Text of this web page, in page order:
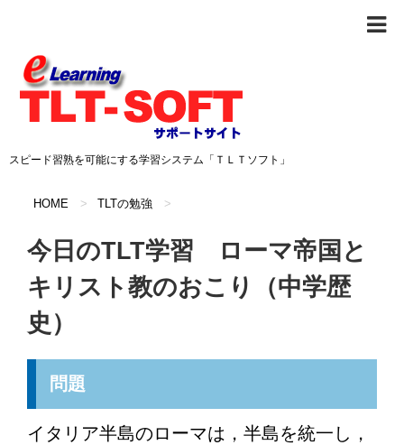
スピード習熟を可能にする学習システム「ＴＬＴソフト」
HOME > TLTの勉強 >
今日のTLT学習 ローマ帝国と
キリスト教のおこり（中学歴
史）
問題
イタリア半島のローマは，半島を統一し，